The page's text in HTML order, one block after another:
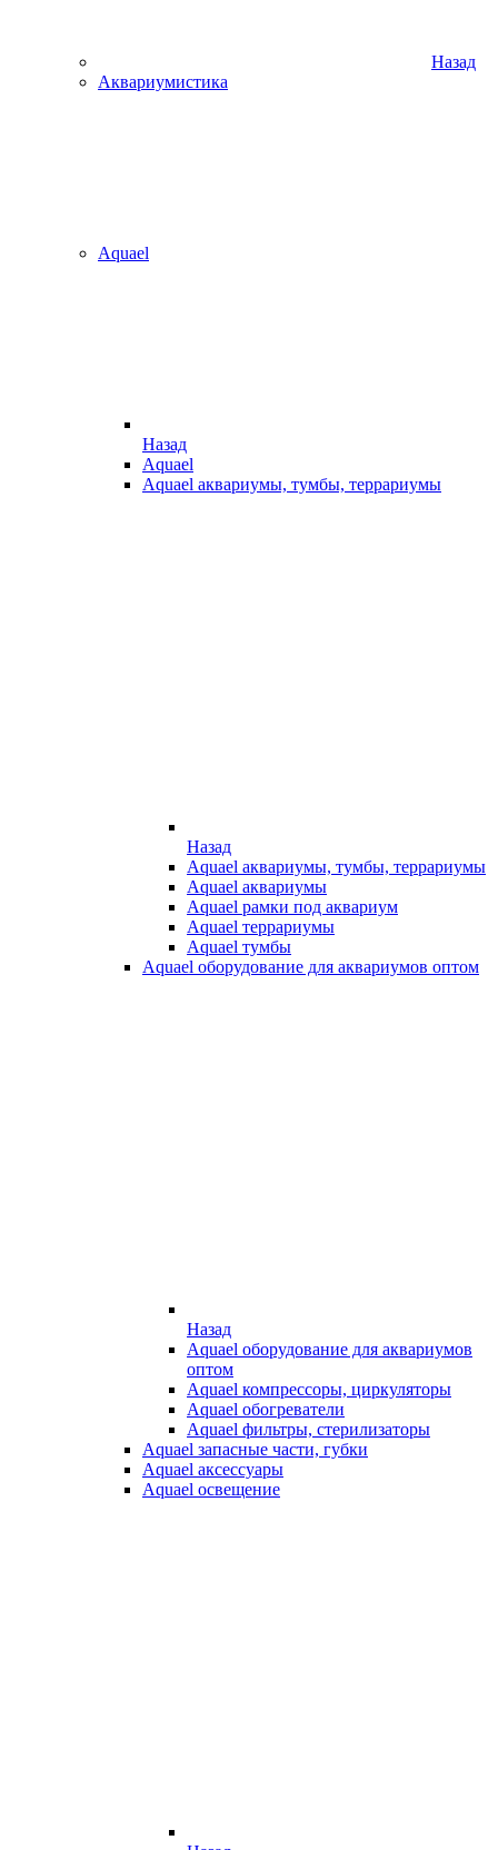
Назад
Аквариумистика
Aquael
Назад
Aquael
Aquael аквариумы, тумбы, террариумы
Назад
Aquael аквариумы, тумбы, террариумы
Aquael аквариумы
Aquael рамки под аквариум
Aquael террариумы
Aquael тумбы
Aquael оборудование для аквариумов оптом
Назад
Aquael оборудование для аквариумов
оптом
Aquael компрессоры, циркуляторы
Aquael обогреватели
Aquael фильтры, стерилизаторы
Aquael запасные части, губки
Aquael аксессуары
Aquael освещение